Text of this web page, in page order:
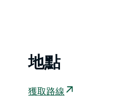
地點
獲取路線